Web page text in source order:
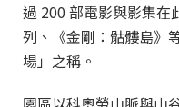
過 200 部電影與影集在
列、《金剛：骷髏島》
場」之稱。